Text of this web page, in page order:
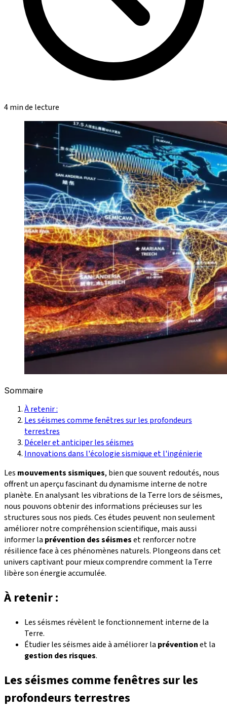
4 min de lecture
Sommaire
À retenir :
Les séismes comme fenêtres sur les profondeurs
terrestres
Déceler et anticiper les séismes
Innovations dans l'écologie sismique et l'ingénierie
Les mouvements sismiques, bien que souvent redoutés, nous
offrent un aperçu fascinant du dynamisme interne de notre
planète. En analysant les vibrations de la Terre lors de séismes,
nous pouvons obtenir des informations précieuses sur les
structures sous nos pieds. Ces études peuvent non seulement
améliorer notre compréhension scientifique, mais aussi
informer la prévention des séismeset renforcer notre
résilience face à ces phénomènes naturels. Plongeons dans cet
univers captivant pour mieux comprendre comment la Terre
libère son énergie accumulée.
À retenir :
Les séismes révèlent le fonctionnement interne de la
Terre.
Étudier les séismes aide à améliorer la préventionet la
gestion des risques.
Les séismes comme fenêtres sur les
profondeurs terrestres